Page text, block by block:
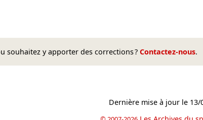
souhaitez y apporter des corrections ? Contactez-nous.
Dernière mise à jour le 13/